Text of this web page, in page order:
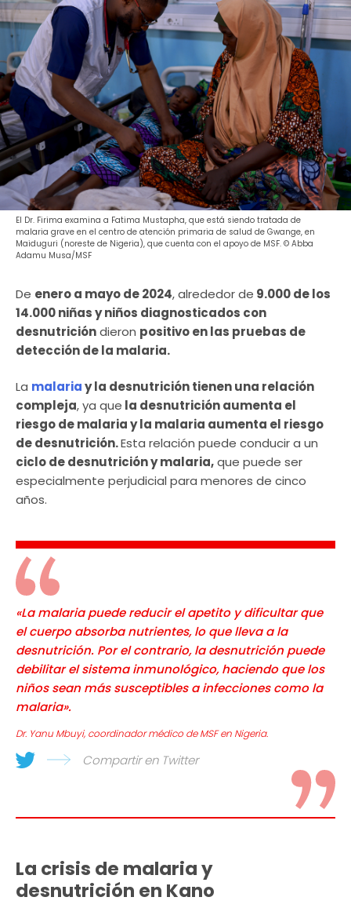
El Dr. Firima examina a Fatima Mustapha, que está siendo tratada de
malaria grave en el centro de atención primaria de salud de Gwange, en
Maiduguri (noreste de Nigeria), que cuenta con el apoyo de MSF. © Abba
Adamu Musa/MSF
De enero a mayo de 2024, alrededor de 9.000 de los
14.000 niñas y niños diagnosticados con
desnutricióndieron positivo en las pruebas de
detección de la malaria.
La malariay la desnutrición tienen una relación
compleja, ya que la desnutrición aumenta el
riesgo de malaria y la malaria aumenta el riesgo
de desnutrición.Esta relación puede conducir a un
ciclo de desnutrición y malaria,que puede ser
especialmente perjudicial para menores de cinco
años.
«La malaria puede reducir el apetito y dificultar que
el cuerpo absorba nutrientes, lo que lleva a la
desnutrición. Por el contrario, la desnutrición puede
debilitar el sistema inmunológico, haciendo que los
niños sean más susceptibles a infecciones como la
malaria».
Dr. Yanu Mbuyi, coordinador médico de MSF en Nigeria.
Compartir en Twitter
La crisis de malaria y
desnutrición en Kano